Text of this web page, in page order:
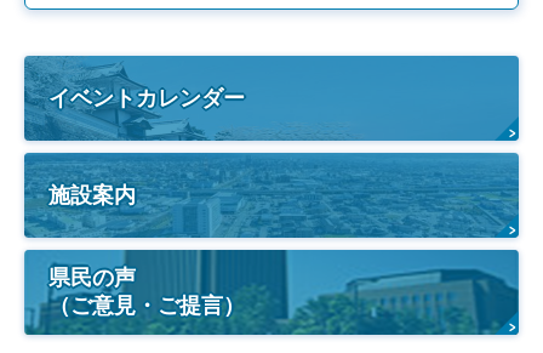
イベントカレンダー
施設案内
県民の声
（ご意見・ご提言）